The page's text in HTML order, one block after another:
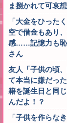
ま捌かれて可哀
「大金をひった
空で借金もあり
感……記憶力も恥
さん
友人「子供の頃
て本当に嫌だっ
籍を誕生日と同
んだよ！？
「子供を作らな